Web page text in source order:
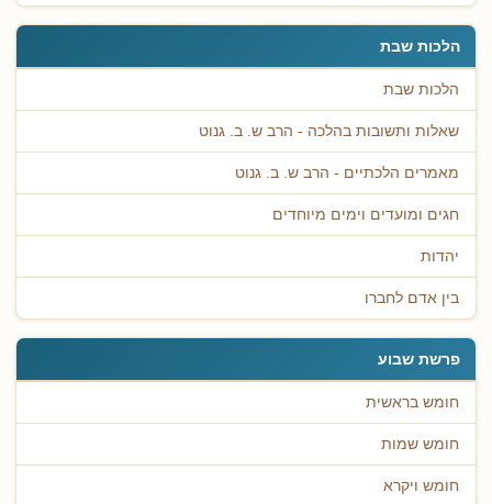
הלכות שבת
הלכות שבת
שאלות ותשובות בהלכה - הרב ש. ב. גנוט
מאמרים הלכתיים - הרב ש. ב. גנוט
חגים ומועדים וימים מיוחדים
יהדות
בין אדם לחברו
פרשת שבוע
חומש בראשית
חומש שמות
חומש ויקרא